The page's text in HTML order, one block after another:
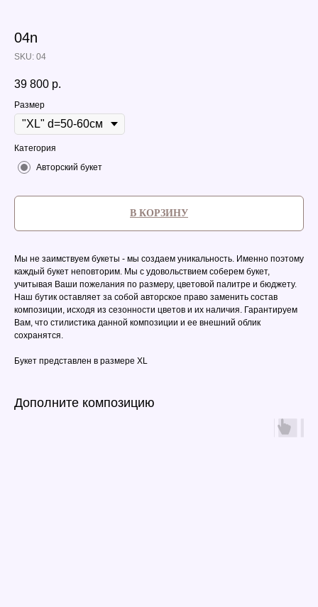
04n
SKU: 04
39 800 р.
Размер
Категория
Авторский букет
В КОРЗИНУ
Мы не заимствуем букеты - мы создаем уникальность. Именно поэтому
каждый букет неповторим. Мы с удовольствием соберем букет,
учитывая Ваши пожелания по размеру, цветовой палитре и бюджету.
Наш бутик оставляет за собой авторское право заменить состав
композиции, исходя из сезонности цветов и их наличия. Гарантируем
Вам, что стилистика данной композиции и ее внешний облик
сохранятся.
Букет представлен в размере ХL
Дополните композицию